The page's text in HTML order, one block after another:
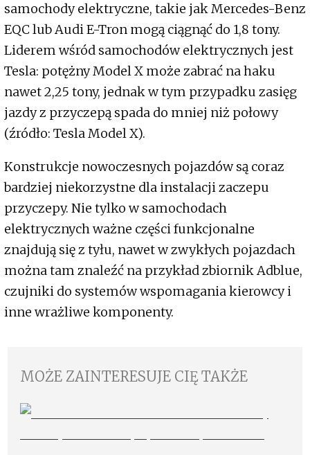
samochody elektryczne, takie jak Mercedes-Benz
EQC lub Audi E-Tron mogą ciągnąć do 1,8 tony.
Liderem wśród samochodów elektrycznych jest
Tesla: potężny Model X może zabrać na haku
nawet 2,25 tony, jednak w tym przypadku zasięg
jazdy z przyczepą spada do mniej niż połowy
(źródło: Tesla Model X).
Konstrukcje nowoczesnych pojazdów są coraz
bardziej niekorzystne dla instalacji zaczepu
przyczepy. Nie tylko w samochodach
elektrycznych ważne części funkcjonalne
znajdują się z tyłu, nawet w zwykłych pojazdach
można tam znaleźć na przykład zbiornik Adblue,
czujniki do systemów wspomagania kierowcy i
inne wrażliwe komponenty.
MOŻE ZAINTERESUJE CIĘ TAKŻE